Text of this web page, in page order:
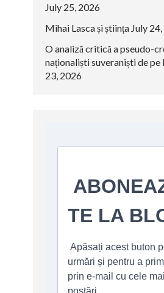
July 25, 2026
Mihai Lasca și știința July
O analiză critică a pseudo-
naționaliști suveraniști de pe
23, 2026